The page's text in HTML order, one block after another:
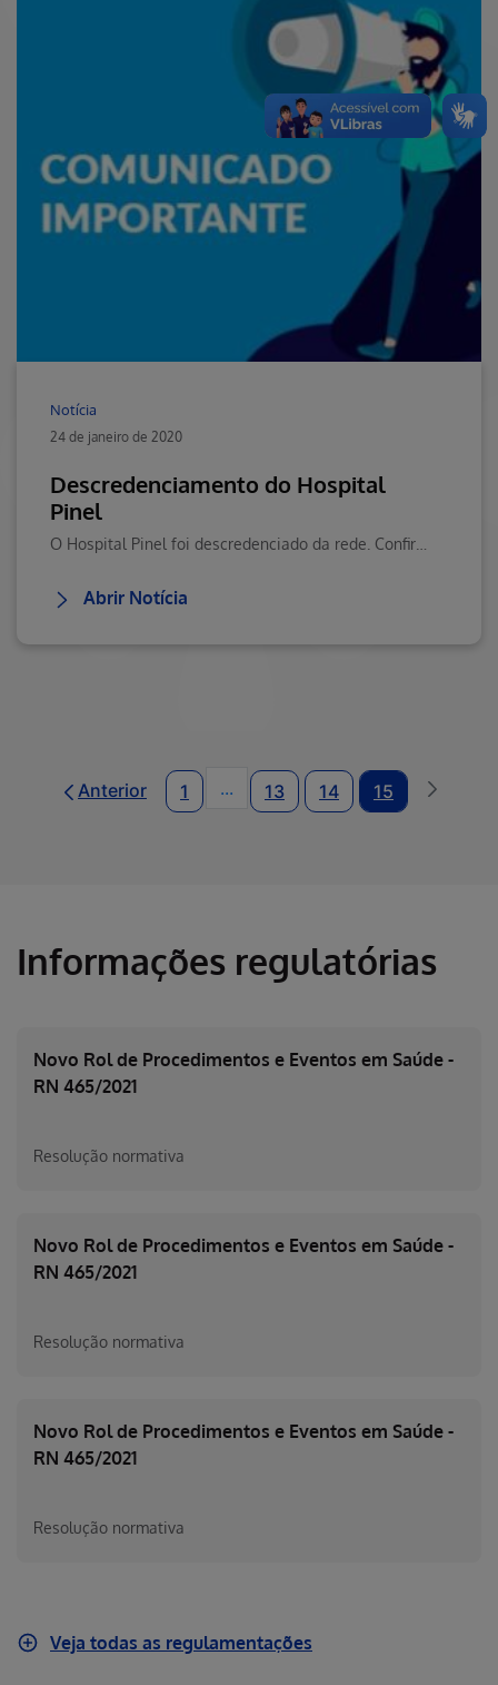
Notícia
24 de janeiro de 2020
Descredenciamento do Hospital
Pinel
Abrir Notícia
Anterior 1 ...Páginas intermediárias Usar
13 14 15
Informações regulatórias
Novo Rol de Procedimentos e Eventos em Saúde -
RN 465/2021
Resolução normativa
Novo Rol de Procedimentos e Eventos em Saúde -
RN 465/2021
Resolução normativa
Novo Rol de Procedimentos e Eventos em Saúde -
RN 465/2021
Resolução normativa
Veja todas as regulamentações